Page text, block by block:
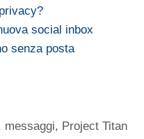
social inbox
senza posta
messaggi, Project Titan